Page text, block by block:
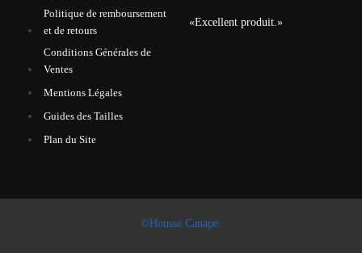
Politique de remboursement
et de retours
Conditions Générales de
Ventes
Mentions Légales
Guides des Tailles
Plan du Site
«Excellent produit.»
©Housse Canapé.